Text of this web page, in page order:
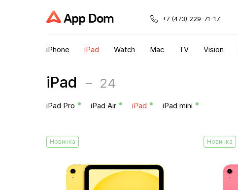
App Dom +7 (473) 229-71-17
iPhone iPad Watch Mac TV Vision
iPad 24
iPad Pro iPad Air iPad iPad mini
Новинка Новинка